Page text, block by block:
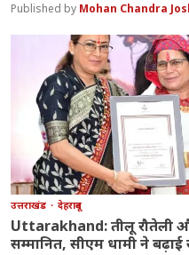
Mohan Chandra
उत्तराखंड देहरादून
Uttarakhand: तीलू रौतेली
सम्मानित, सीएम धामी ने बढ़ाई